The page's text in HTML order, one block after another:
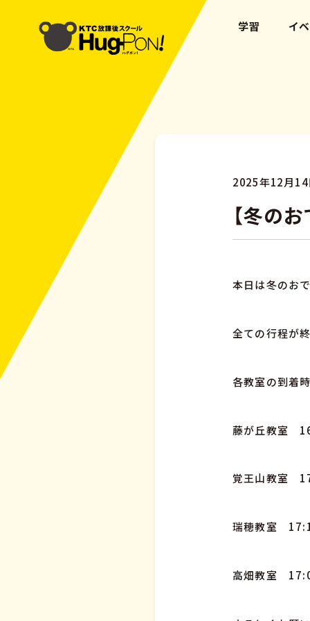
学習 イ
2025年12月14
【冬の
本日は冬のお
全ての行程が
各教室の到着
藤が丘教室
覚王山教室
瑞穂教室
高畑教室